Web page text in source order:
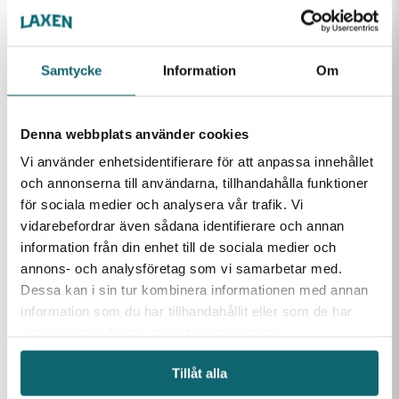
Samtycke Information Om
Denna webbplats använder cookies
Vi använder enhetsidentifierare för att anpassa innehållet
och annonserna till användarna, tillhandahålla funktioner
för sociala medier och analysera vår trafik. Vi
vidarebefordrar även sådana identifierare och annan
information från din enhet till de sociala medier och
annons- och analysföretag som vi samarbetar med.
Dessa kan i sin tur kombinera informationen med annan
information som du har tillhandahållit eller som de har
Tillåt alla
7.0 m, 30 mm PE,
Fyrkantmaska
Transportnät/lastnät för
container i 30mm
fyrkantmaska för
lastväxlare. Grön polyeten.
Finns i lager
5.0 m, 40×40 mm PE,
Öglor i hörnen
Transportnät/lastnät för
container i 40mm
fyrkantmaska för
liftdumper. Grön polyeten
med öglor i hörnen.
Finns i lager
container i